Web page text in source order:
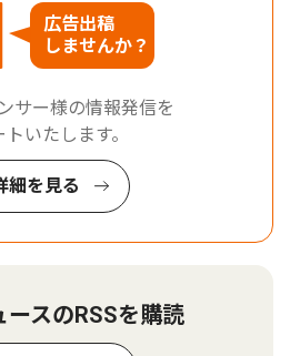
広告出稿
しませんか？
サー様の情報発信を
いたします。
細を見る
ースのRSSを購読